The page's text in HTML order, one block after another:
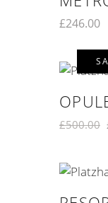
£246.00
£500.00